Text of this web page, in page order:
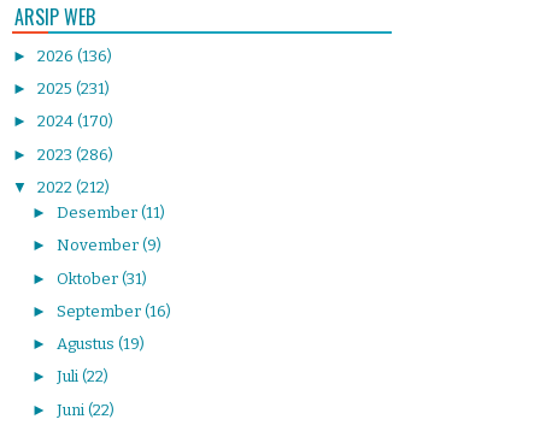
ARSIP WEB
► 2026 (136)
► 2025 (231)
► 2024 (170)
► 2023 (286)
▼ 2022 (212)
► Desember (11)
► November (9)
► Oktober (31)
► September (16)
► Agustus (19)
► Juli (22)
► Juni (22)